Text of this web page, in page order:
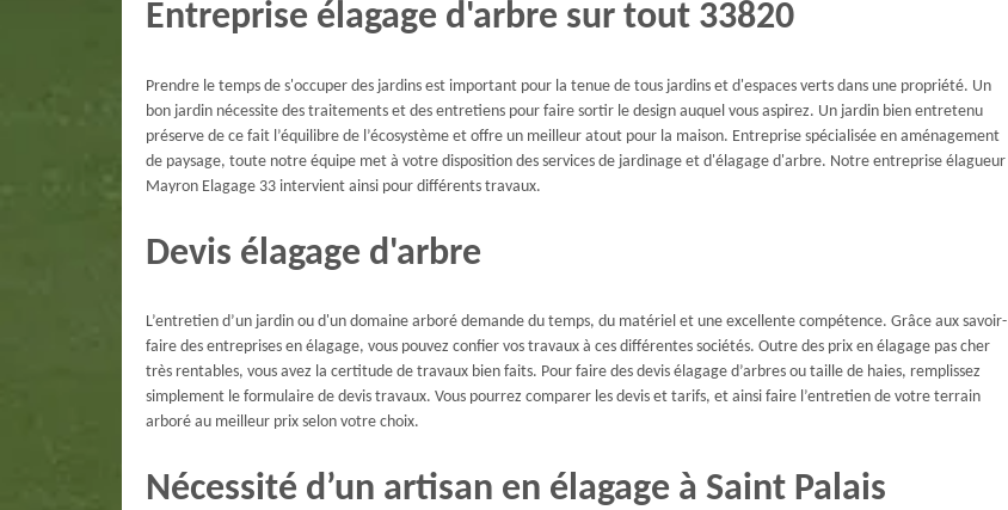
Entreprise élagage d'arbre sur tout 33820
Prendre le temps de s'occuper des jardins est important pour la tenue de tous jardins et d'espaces verts dans une propriété. Un
bon jardin nécessite des traitements et des entretiens pour faire sortir le design auquel vous aspirez. Un jardin bien entretenu
préserve de ce fait l’équilibre de l’écosystème et offre un meilleur atout pour la maison. Entreprise spécialisée en aménagement
de paysage, toute notre équipe met à votre disposition des services de jardinage et d'élagage d'arbre. Notre entreprise élagueur
Mayron Elagage 33 intervient ainsi pour différents travaux.
Devis élagage d'arbre
L’entretien d’un jardin ou d'un domaine arboré demande du temps, du matériel et une excellente compétence. Grâce aux savoir-
faire des entreprises en élagage, vous pouvez confier vos travaux à ces différentes sociétés. Outre des prix en élagage pas cher
très rentables, vous avez la certitude de travaux bien faits. Pour faire des devis élagage d’arbres ou taille de haies, remplissez
simplement le formulaire de devis travaux. Vous pourrez comparer les devis et tarifs, et ainsi faire l’entretien de votre terrain
arboré au meilleur prix selon votre choix.
Nécessité d’un artisan en élagage à Saint Palais